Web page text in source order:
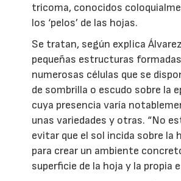
tricoma, conocidos
los ‘pelos’ de las hojas.
Se tratan, según explica
pequeñas estructuras
numerosas células que se
de sombrilla o escudo sobre la
cuya presencia varía
unas variedades y otras. “No
evitar que el sol incida sobre la
para crear un ambiente
superficie de la hoja y la propia